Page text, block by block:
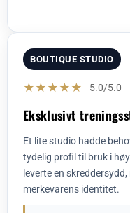
BOUTIQUE STUDIO
★★★★★ 5.0/5.0
Eksklusivt
Et lite studio hadde
tydelig profil til bruk i
leverte en
merkevarens identitet.